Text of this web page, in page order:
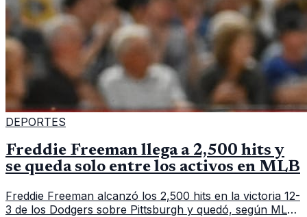
DEPORTES
Freddie Freeman llega a 2,500 hits y
se queda solo entre los activos en MLB
Freddie Freeman alcanzó los 2,500 hits en la victoria 12-
3 de los Dodgers sobre Pittsburgh y quedó, según MLB,